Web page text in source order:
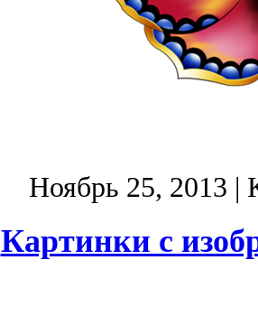
Ноябрь 25, 2013 |
Картинки с